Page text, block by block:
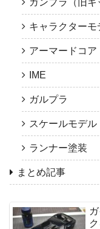
キャラクターモ
アーマードコア
IME
ガルプラ
スケールモデル
ランナー塗装
まとめ記事